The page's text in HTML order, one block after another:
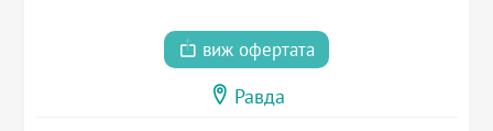
виж офертата
Равда